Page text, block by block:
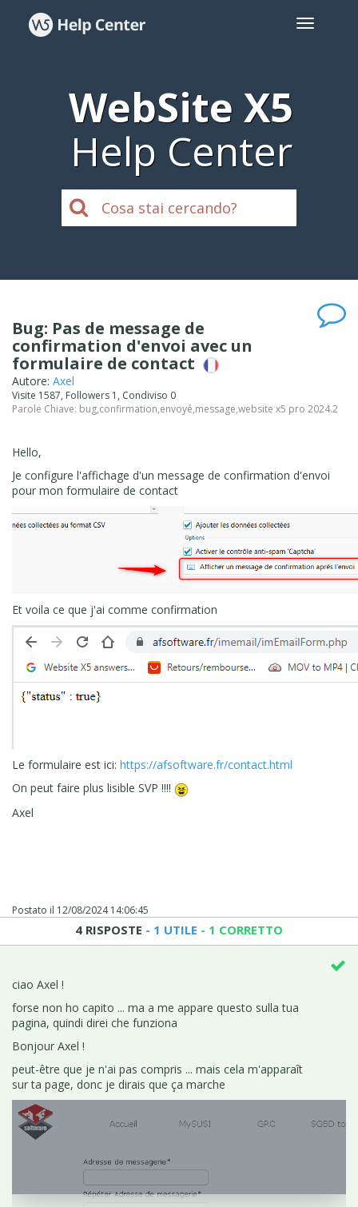
WebSite X5
Help Center
Bug: Pas de message de
confirmation d'envoi avec un
formulaire de contact
Autore: Axel
Visite 1587, Followers 1, Condiviso 0
Parole Chiave: bug,confirmation,envoyé,message,website x5 pro 2024.2
Hello,
Je configure l'affichage d'un message de confirmation d'envoi
pour mon formulaire de contact
Et voila ce que j'ai comme confirmation
Le formulaire est ici: https://afsoftware.fr/contact.html
On peut faire plus lisible SVP !!!!
Axel
Postato il 12/08/2024 14:06:45
4 RISPOSTE - 1 UTILE - 1 CORRETTO
ciao Axel !
forse non ho capito ... ma a me appare questo sulla tua
pagina, quindi direi che funziona
Bonjour Axel !
peut-être que je n'ai pas compris ... mais cela m'apparaît
sur ta page, donc je dirais que ça marche